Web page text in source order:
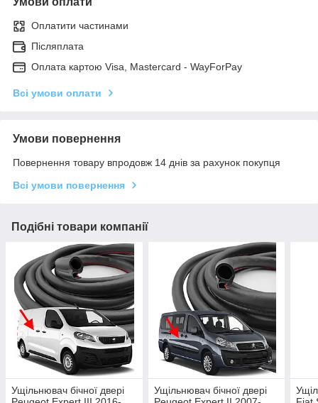
Оплатити частинами
Післяплата
Оплата картою Visa, Mastercard - WayForPay
Всі умови оплати
Умови повернення
Повернення товару впродовж 14 днів за рахунок покупця
Всі умови повернення
Подібні товари компанії
Ущільнювач бічної двері
Ущільнювач бічної двері